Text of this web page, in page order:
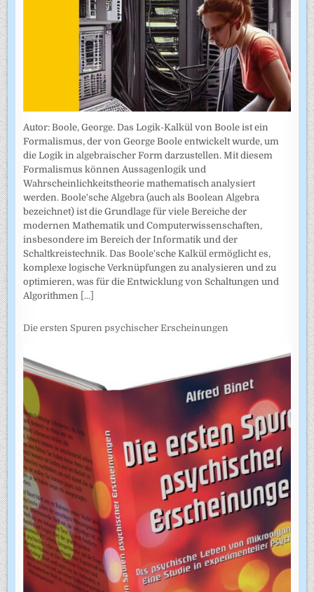
Autor: Boole, George. Das Logik-Kalkül von Boole ist ein
Formalismus, der von George Boole entwickelt wurde, um
die Logik in algebraischer Form darzustellen. Mit diesem
Formalismus können Aussagenlogik und
Wahrscheinlichkeitstheorie mathematisch analysiert
werden. Boole'sche Algebra (auch als Boolean Algebra
bezeichnet) ist die Grundlage für viele Bereiche der
modernen Mathematik und Computerwissenschaften,
insbesondere im Bereich der Informatik und der
Schaltkreistechnik. Das Boole'sche Kalkül ermöglicht es,
komplexe logische Verknüpfungen zu analysieren und zu
optimieren, was für die Entwicklung von Schaltungen und
Algorithmen [...]
Die ersten Spuren psychischer Erscheinungen